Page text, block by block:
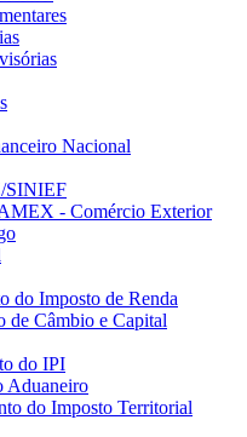
Nacional
SINIEF
- Comércio Exterior
do Imposto de Renda
Câmbio e Capital
do IPI
Aduaneiro
do Imposto Territorial